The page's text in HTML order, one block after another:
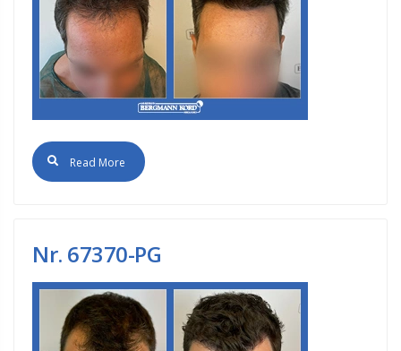
Read More
Nr. 67370-PG